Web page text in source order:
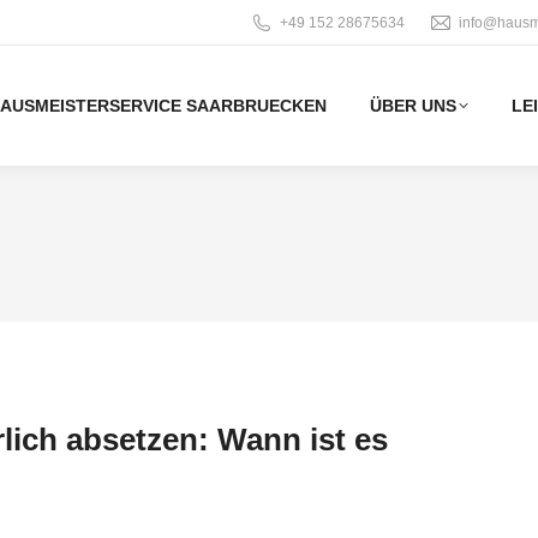
‭+49 152 28675634‬
SAARBRUECKEN ÜBER UNS
absetzen: Wann ist es